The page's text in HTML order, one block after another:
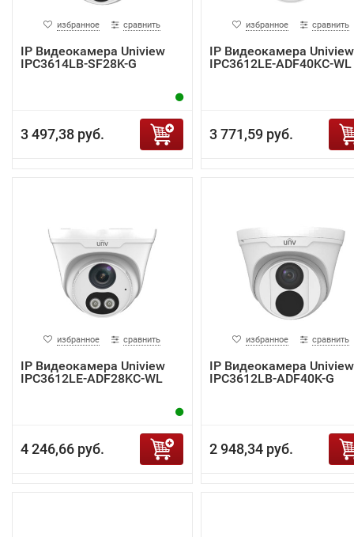
избранное сравнить
IP Видеокамера Uniview
IPC3614LB-SF28K-G
3 497,38 руб.
избранное сравнить
IP Видеокамера Uniview
IPC3612LE-ADF40KC-WL
3 771,59 руб.
избранное сравнить
IP Видеокамера Uniview
IPC3612LE-ADF28KC-WL
4 246,66 руб.
избранное сравнить
IP Видеокамера Uniview
IPC3612LB-ADF40K-G
2 948,34 руб.